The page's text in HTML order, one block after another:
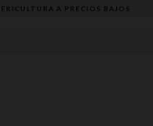
A PRECIOS BAJOS